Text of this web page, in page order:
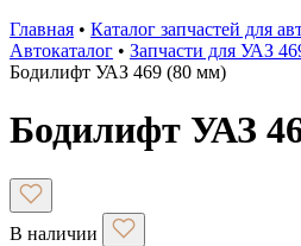
Главная • Каталог запчастей для
Автокаталог • Запчасти для УАЗ
Бодилифт УАЗ 469 (80 мм)
Бодилифт УАЗ
В наличии